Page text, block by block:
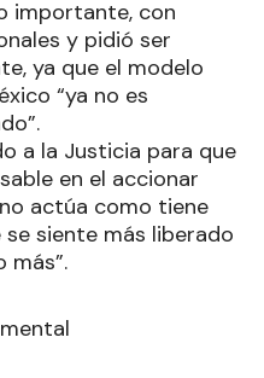
importante, con
y pidió ser
ya que el modelo
“ya no es
a la Justicia para que
en el accionar
actúa como tiene
siente más liberado
más”.